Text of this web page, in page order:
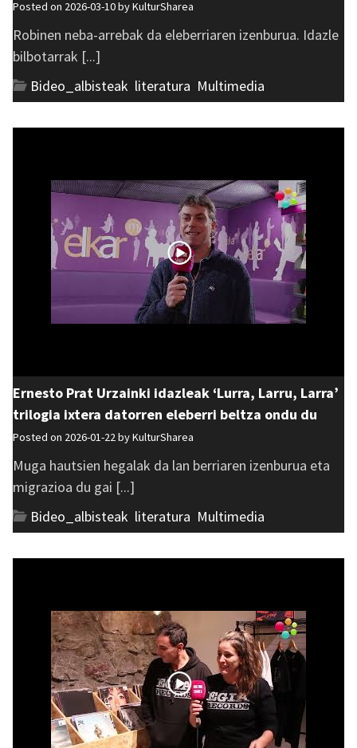
Posted on 2026-03-10 byKulturSharea
Robinen neba-arrebak da eleberriaren izenburua. Idazle
bilbotarrak [...]
Bideo_albisteak literatura Multimedia
Ernesto Prat Urzainki idazleak ‘Lurra, Larru, Larra’
trilogia ixtera datorren eleberri beltza ondu du
Posted on 2026-01-22 byKulturSharea
Muga hautsien hegalak da lan berriaren izenburua eta
migrazioa du gai [...]
Bideo_albisteak literatura Multimedia